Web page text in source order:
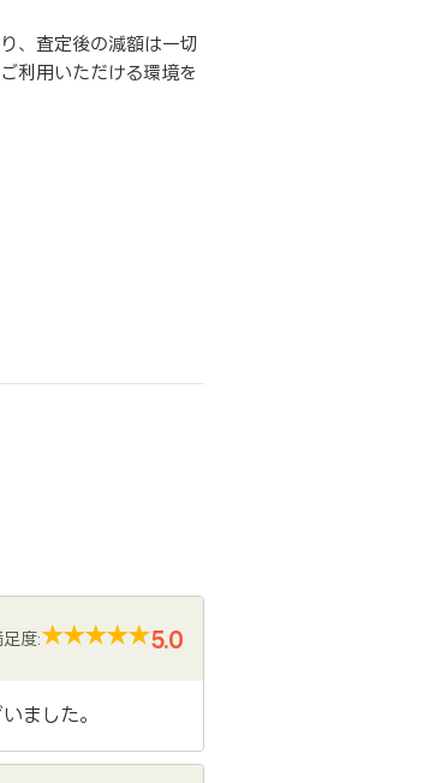
、査定後の減額は一切
利用いただける環境を
度: 5.0
ました。